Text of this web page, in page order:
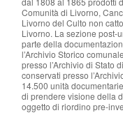
Comunità di Livorno,
Livorno del Culto non
Livorno. La sezione post-
parte della
l’Archivio Storico
presso l’Archivio di Stato
conservati presso
14.500 unità
di prendere visione della
oggetto di riordino pre-